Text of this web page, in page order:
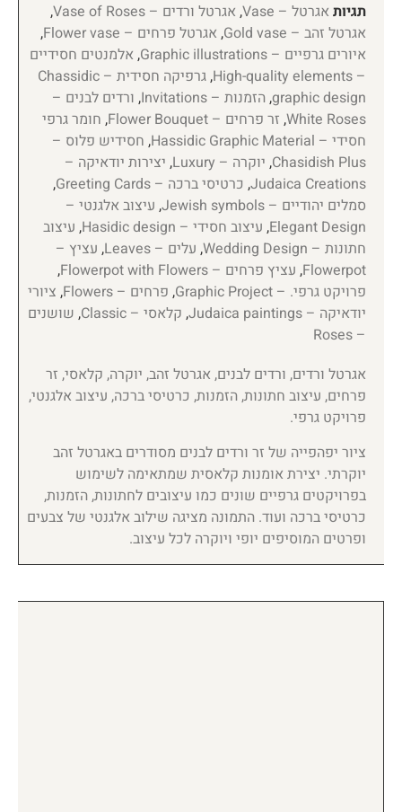
תגיות אגרטל – Vase , אגרטל ורדים – Vase of Roses
,
אגרטל זהב – Gold vase
, אגרטל פרחים – Flower vase
,
איורים גרפיים – Graphic illustrations
, אלמנטים חסידיים
– High-quality elements
,
גרפיקה חסידית – Chassidic
graphic design
,הזמנות – Invitations , ורדים לבנים –
White Roses
, זר פרחים – Flower Bouquet , חומר גרפי
חסידי – Hassidic Graphic Material
, חסידיש פלוס –
Chasidish Plus
, יוקרה – Luxury , יצירות יודאיקה –
Judaica Creations
, כרטיסי ברכה – Greeting Cards
,
סמלים יהודיים – Jewish symbols
, עיצוב אלגנטי –
Elegant Design
, עיצוב חסידי – Hasidic design , עיצוב
חתונות – Wedding Design
, עלים – Leaves , עציץ –
Flowerpot
, עציץ פרחים – Flowerpot with Flowers
,
פרויקט גרפי. – Graphic Project
, פרחים – Flowers , ציורי
יודאיקה – Judaica paintings
, קלאסי – Classic , שושנים
– Roses
אגרטל ורדים, ורדים לבנים, אגרטל זהב, יוקרה, קלאסי, זר
פרחים, עיצוב חתונות, הזמנות, כרטיסי ברכה, עיצוב אלגנטי,
פרויקט גרפי.
ציור יפהפייה של זר ורדים לבנים מסודרים באגרטל זהב
יוקרתי. יצירת אומנות קלאסית שמתאימה לשימוש
בפרויקטים גרפיים שונים כמו עיצובים לחתונות, הזמנות,
כרטיסי ברכה ועוד. התמונה מציגה שילוב אלגנטי של צבעים
ופרטים המוסיפים יופי ויוקרה לכל עיצוב.